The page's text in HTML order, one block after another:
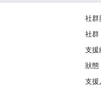
社群
社群
支援
狀態
支援